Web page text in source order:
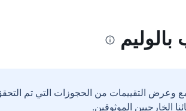
وعرض التقييمات من الحجوزات التي تم